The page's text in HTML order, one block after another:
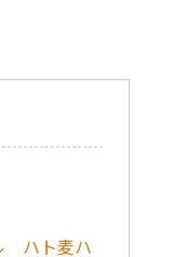
ハト麦ハ